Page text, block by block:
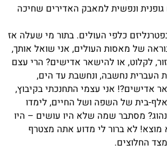
ונפשית למאבק האדירים שחיכה
כלפי העולים. בתור מי שעלה אז
של מאסות העולים, אני שואל אותך,
לקלוט, או להישאר אדישים? הרי עצם
העברית נחשבה, ונחשבת עד הים,
אדישים?! אני עצמי התחנכתי בקיבוץ,
בית של השפה ושל החיים, לימדו
מסתבר שמה שלא היו עושים – היו
לא ברור לי מדוע אתה מצטרף
החלוצים.